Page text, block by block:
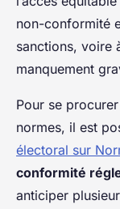
non-conformité
sanctions, voire
manquement
Pour se
normes, il est
électoral sur
conformité
anticiper